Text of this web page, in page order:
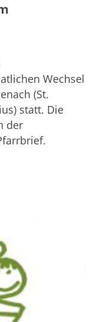
Wechsel
(St.
statt. Die
der